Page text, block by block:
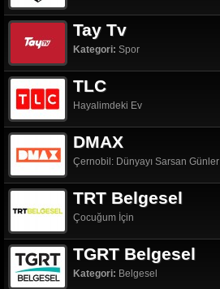
Tay Tv
Kategori: Spor
TLC
Hayalimdeki Ev
DMAX
Çernobil: Dünyayı Sarsan Günler
TRT Belgesel
Çocuğum İçin
TGRT Belgesel
Kategori: Belgesel